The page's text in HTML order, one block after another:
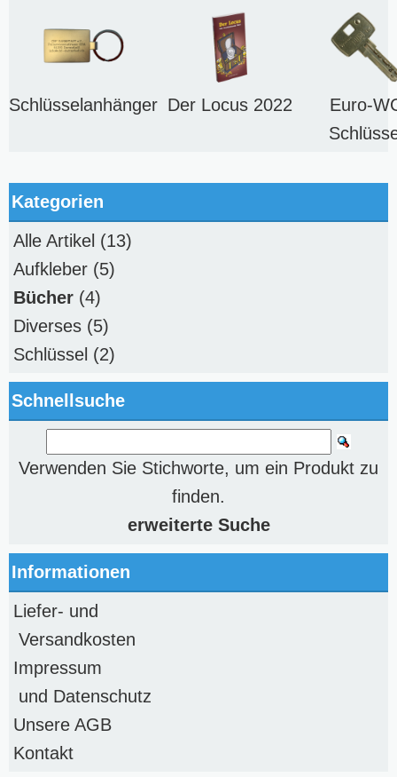
Schlüsselanhänger Der Locus 2022
Euro-
Kategorien
Alle Artikel (13)
Aufkleber (5)
Bücher (4)
Diverses (5)
Schlüssel (2)
Schnellsuche
Verwenden Sie Stichworte, um ein Produkt zu
finden.
erweiterte Suche
Informationen
Liefer- und
Versandkosten
Impressum
und Datenschutz
Unsere AGB
Kontakt